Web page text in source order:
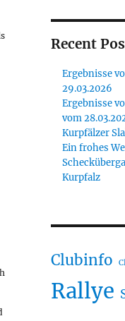
Recent
Ergebnisse
29.03.2026
Ergebnisse
vom
Kurpfälzer
Ein frohes
Kurpfalz
Clubinfo
Rallye